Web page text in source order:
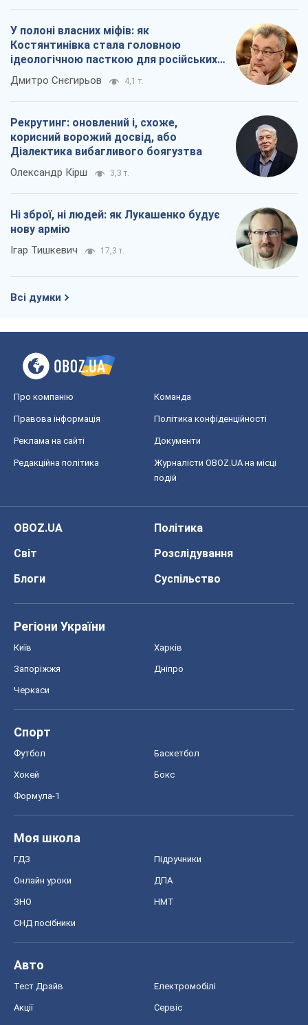
У полоні власних міфів: як
Костянтинівка стала головною
ідеологічною пасткою для російських
окупантів
Дмитро Снєгирьов 4,1 т.
Рекрутинг: оновлений і, схоже,
корисний ворожий досвід, або
Діалектика вибагливого боягузтва
Олександр Кірш 3,3 т.
Ні зброї, ні людей: як Лукашенко будує
нову армію
Ігар Тишкевич 17,3 т.
Всі думки
Про компанію Команда
Правова інформація Політика конфіденційності
Реклама на сайті Документи
Редакційна політика
Журналісти OBOZ.UA на місці
подій
OBOZ.UA
Політика
Світ
Розслідування
Блоги
Суспільство
Регіони України
Київ Харків
Запоріжжя Дніпро
Черкаси
Спорт
Футбол Баскетбол
Хокей Бокс
Формула-1
Моя школа
ГДЗ Підручники
Онлайн уроки ДПА
ЗНО НМТ
СНД посібники
Авто
Тест Драйв Електромобілі
Акції Сервіс